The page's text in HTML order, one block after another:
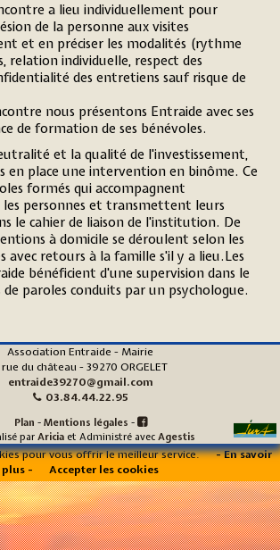
a lieu individuellement pour
de la personne aux visites
et en préciser les modalités (rythme
relation individuelle, respect des
des entretiens sauf risque de
nous présentons Entraide avec ses
de formation de ses bénévoles.
et la qualité de l'investissement,
en place une intervention en binôme. Ce
formés qui accompagnent
personnes et transmettent leurs
le cahier de liaison de l'institution. De
à domicile se déroulent selon les
avec retours à la famille s'il y a lieu.Les
bénéficient d'une supervision dans le
de paroles conduits par un psychologue.
Association Entraide - Mairie
rue du château - 39270 ORGELET
entraide39270@gmail.com
03.84.44.22.95
Plan - Mentions légales - 
par Ariciaet Administré avec Agestis
pour vous offrir le meilleur service.
- En savoir
plus -
Accepter les cookies